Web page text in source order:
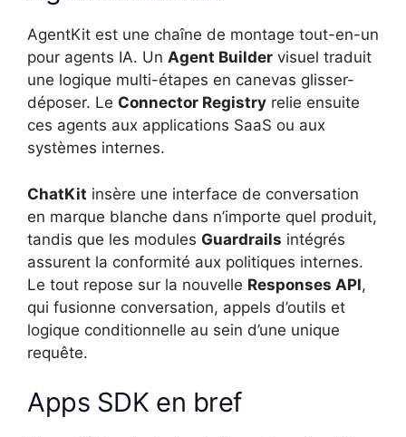
AgentKit est une chaîne de montage tout-en-un
pour agents IA. Un Agent Builder visuel traduit
une logique multi-étapes en canevas glisser-
déposer. Le Connector Registry relie ensuite
ces agents aux applications SaaS ou aux
systèmes internes.
ChatKit insère une interface de conversation
en marque blanche dans n’importe quel produit,
tandis que les modules Guardrails intégrés
assurent la conformité aux politiques internes.
Le tout repose sur la nouvelle Responses API,
qui fusionne conversation, appels d’outils et
logique conditionnelle au sein d’une unique
requête.
Apps SDK en bref